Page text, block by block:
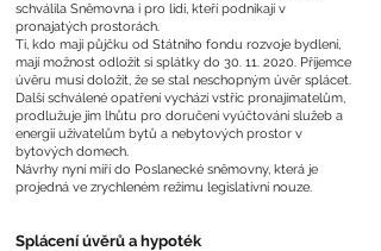
schválila Sněmovna i pro lidi, kteří podnikají v
pronajatých prostorách.
Ti, kdo mají půjčku od Státního fondu rozvoje bydlení,
mají možnost odložit si splátky do 30. 11. 2020. Příjemce
úvěru musí doložit, že se stal neschopným úvěr splácet.
Další schválené opatření vychází vstříc pronajímatelům,
prodlužuje jim lhůtu pro doručení vyúčtování služeb a
energií uživatelům bytů a nebytových prostor v
bytových domech.
Návrhy nyní míří do Poslanecké sněmovny, která je
projedná ve zrychleném režimu legislativní nouze.
Splácení úvěrů a hypoték